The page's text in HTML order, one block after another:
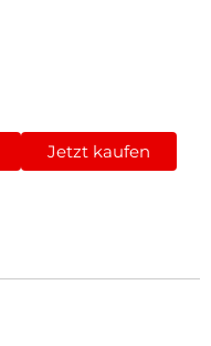
Jetzt kaufen